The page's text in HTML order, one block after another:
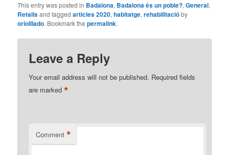
This entry was posted in Badalona, Badalona és un poble?,General,
Retallsand taggedarticles 2020,habitatge,rehabilitacióby
oriolllado. Bookmark thepermalink.
Leave a Reply
Your email address will not be published. Required fields
are marked*
Comment *